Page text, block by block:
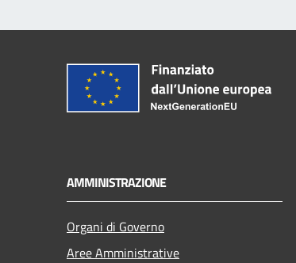
AMMINISTRAZIONE
Organi di Governo
Aree Amministrative